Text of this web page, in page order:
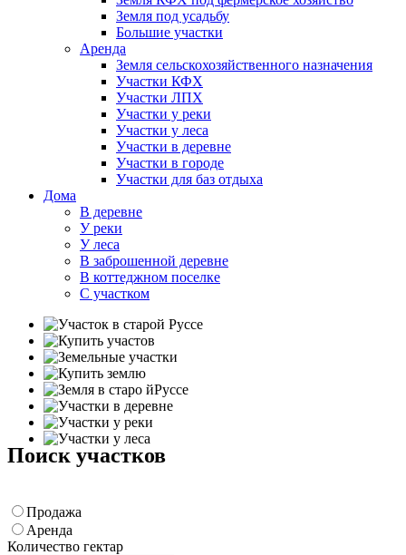
Земля под усадьбу
Большие участки
Аренда
Земля сельскохозяйственного назначения
Участки КФХ
Участки ЛПХ
Участки у реки
Участки у леса
Участки в деревне
Участки в городе
Участки для баз отдыха
Дома
В деревне
У реки
У леса
В заброшенной деревне
В коттеджном поселке
С участком
Поиск участков
Продажа
Аренда
Количество гектар